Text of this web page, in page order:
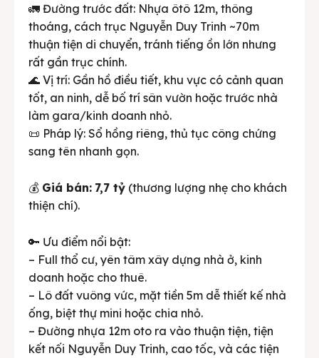
🚛 Đường trước đất: Nhựa ôtô 12m, thông
thoáng, cách trục Nguyễn Duy Trinh ~70m
thuận tiện di chuyển, tránh tiếng ồn lớn nhưng
rất gần trục chính.
🌊 Vị trí: Gần hồ điều tiết, khu vực có cảnh quan
tốt, an ninh, dễ bố trí sân vườn hoặc trước nhà
làm gara/kinh doanh nhỏ.
📜 Pháp lý: Sổ hồng riêng, thủ tục công chứng
sang tên nhanh gọn.
💰 Giá bán: 7,7 tỷ (thương lượng nhẹ cho khách
thiện chí).
🔑 Ưu điểm nổi bật:
– Full thổ cư, yên tâm xây dựng nhà ở, kinh
doanh hoặc cho thuê.
– Lô đất vuông vức, mặt tiền 5m dễ thiết kế nhà
ống, biệt thự mini hoặc chia nhỏ.
– Đường nhựa 12m oto ra vào thuận tiện, tiện
kết nối Nguyễn Duy Trinh, cao tốc, và các tiện